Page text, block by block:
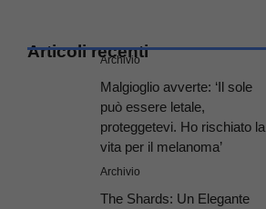
Articoli recenti
Archivio
Malgioglio avverte: ‘Il sole
può essere letale,
proteggetevi. Ho rischiato la
vita per il melanoma’
Archivio
The Shards: Un Elegante